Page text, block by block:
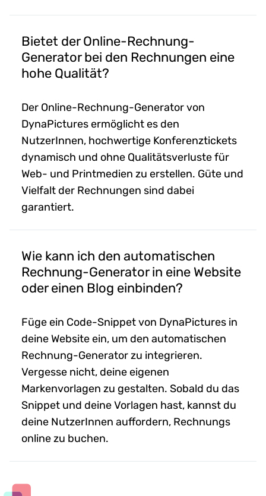
Bietet der Online-Rechnung-
Generator bei den Rechnungen eine
hohe Qualität?
Der Online-Rechnung-Generator von
DynaPictures ermöglicht es den
NutzerInnen, hochwertige Konferenztickets
dynamisch und ohne Qualitätsverluste für
Web- und Printmedien zu erstellen. Güte und
Vielfalt der Rechnungen sind dabei
garantiert.
Wie kann ich den automatischen
Rechnung-Generator in eine Website
oder einen Blog einbinden?
Füge ein Code-Snippet von DynaPictures in
deine Website ein, um den automatischen
Rechnung-Generator zu integrieren.
Vergesse nicht, deine eigenen
Markenvorlagen zu gestalten. Sobald du das
Snippet und deine Vorlagen hast, kannst du
deine NutzerInnen auffordern, Rechnungs
online zu buchen.